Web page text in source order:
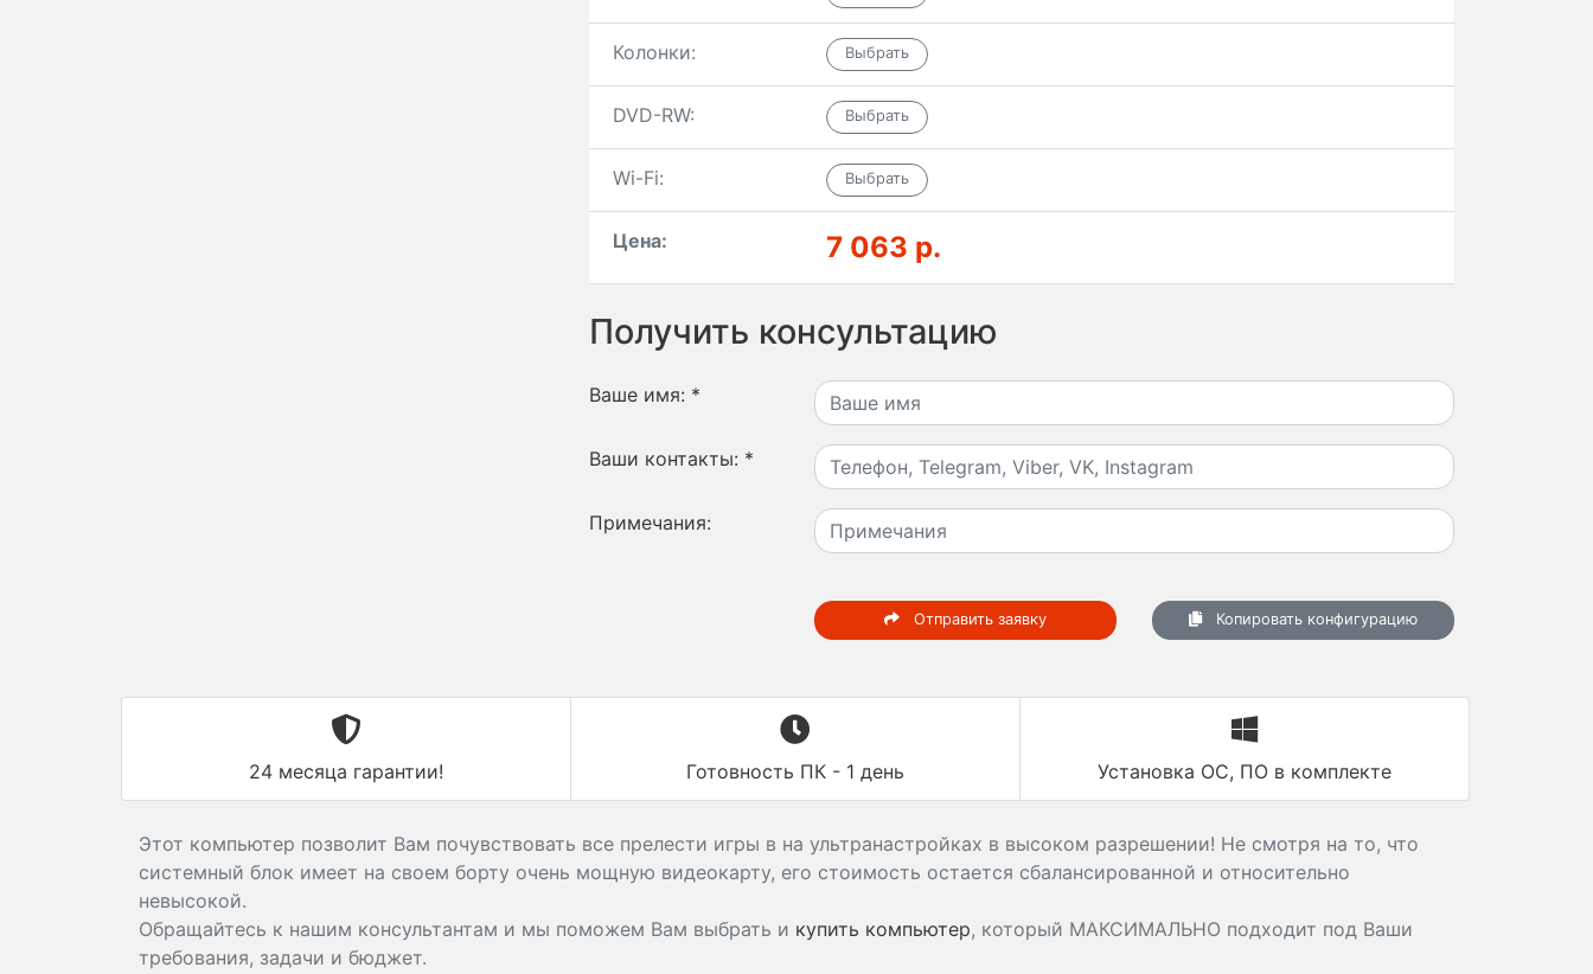
Колонки:
DVD-RW:
Wi-Fi:
Цена: 7 063 р.
Получить консультацию
Ваше имя: *
Ваши контакты: *
Примечания:
Отправить заявку Копировать конфигурацию
24 месяца гарантии! Готовность ПК - 1 день Установка ОС, ПО в комплекте
Этот компьютер позволит Вам почувствовать все прелести игры в на ультранастройках в высоком разрешении! Не смотря на то, что
системный блок имеет на своем борту очень мощную видеокарту, его стоимость остается сбалансированной и относительно
невысокой.
Обращайтесь к нашим консультантам и мы поможем Вам выбрать и купить компьютер, который МАКСИМАЛЬНО подходит под Ваши
требования, задачи и бюджет.